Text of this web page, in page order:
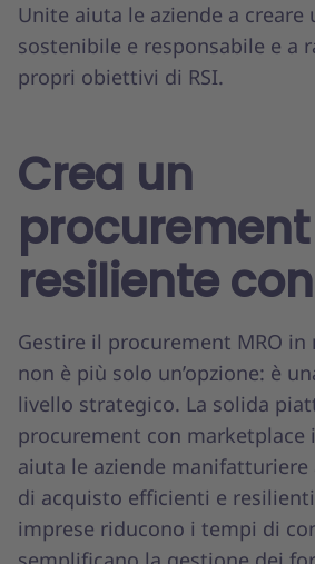
Unite aiuta le aziende a creare
sostenibile e responsabile e a
propri obiettivi di RSI.
Crea un
procurement
resiliente
Gestire il procurement MRO
non è più solo un’opzione: è
livello strategico. La solida
procurement con
aiuta le aziende manifatturiere
di acquisto efficienti e
imprese riducono i tempi di